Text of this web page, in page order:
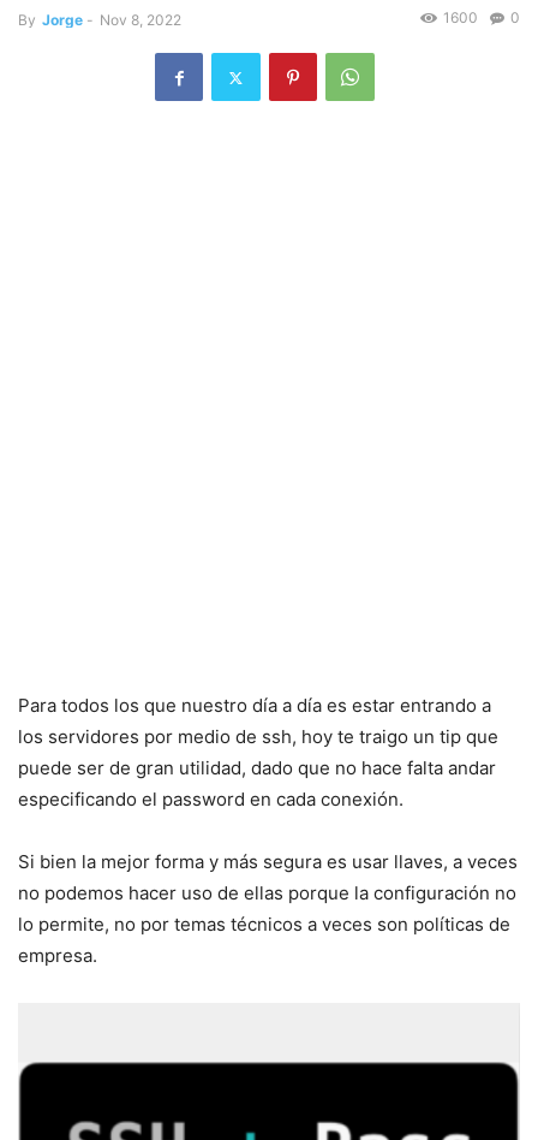
By Jorge - Nov 8, 2022 0
1600
Para todos los que nuestro día a día es estar entrando a
los servidores por medio de ssh, hoy te traigo un tip que
puede ser de gran utilidad, dado que no hace falta andar
especificando el password en cada conexión.
Si bien la mejor forma y más segura es usar llaves, a veces
no podemos hacer uso de ellas porque la configuración no
lo permite, no por temas técnicos a veces son políticas de
empresa.